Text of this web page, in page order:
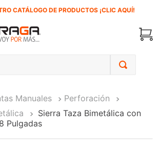
CATÁLOGO DE PRODUCTOS ¡CLIC AQUÍ!
Manuales
Perforación
Sierra Taza Bimetálica con
Pulgadas
1.
carbones
2
inversora